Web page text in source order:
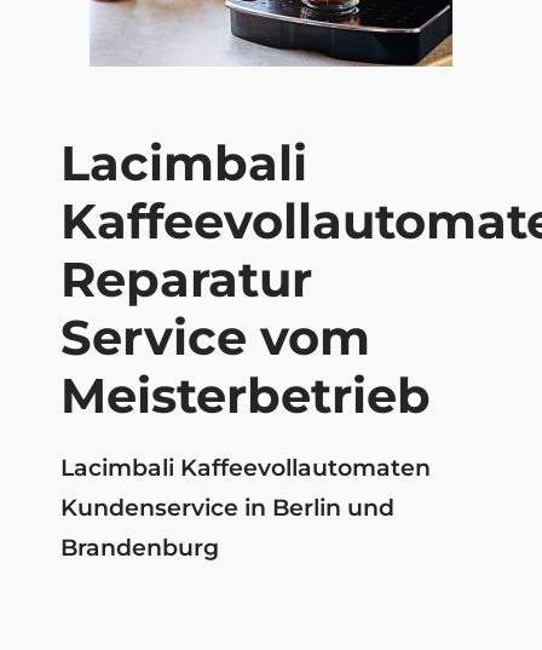
Lacimbali
Reparatur
Service vom
Meisterbetrieb
Lacimbali Kaffeevollautomaten
Kundenservice in Berlin und
Brandenburg